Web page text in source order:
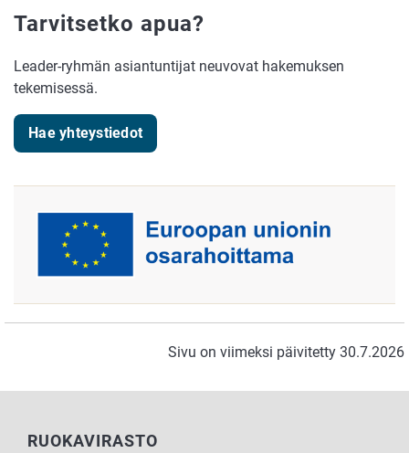
Tarvitsetko apua?
Leader-ryhmän asiantuntijat neuvovat hakemuksen
tekemisessä.
Hae yhteystiedot
Sivu on viimeksi päivitetty 30.7.2026
RUOKAVIRASTO